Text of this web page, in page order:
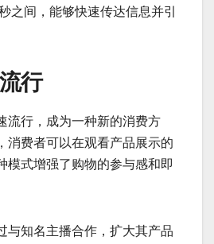
之间，能够快速传达信息并引
行
流行，成为一种新的消费方
消费者可以在观看产品展示的
模式增强了购物的参与感和即
与知名主播合作，扩大其产品